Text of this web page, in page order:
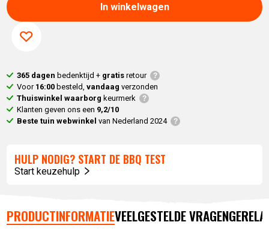
In winkelwagen
365 dagen bedenktijd + gratisretour
Voor 16:00 besteld,vandaag verzonden
Thuiswinkel waarborg keurmerk
Klanten geven ons een 9,2/10
Beste tuin webwinkel van Nederland 2024
HULP NODIG? START DE BBQ TEST
Start keuzehulp
PRODUCTINFORMATIEVEELGESTELDE VRAGEN